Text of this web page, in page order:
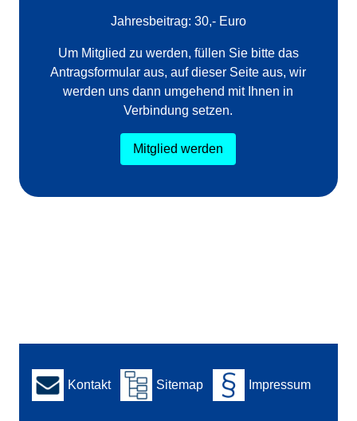
Jahresbeitrag: 30,- Euro
Um Mitglied zu werden, füllen Sie bitte das
Antragsformular aus, auf dieser Seite aus, wir
werden uns dann umgehend mit Ihnen in
Verbindung setzen.
Mitglied werden
Kontakt Sitemap Impressum